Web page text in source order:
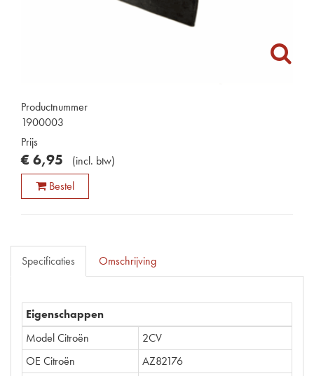
Productnummer
1900003
Prijs
€ 6,95 (incl. btw)
Bestel
Specificaties Omschrijving
Eigenschappen
Model Citroën
2CV
OE Citroën
AZ82176